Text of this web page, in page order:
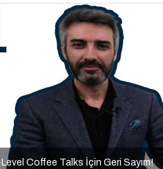
Coffee Talks İçin Geri Sayım!